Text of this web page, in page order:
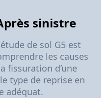
sinistre
de sol G5 est
les causes
fissuration d’une
type de reprise en
adéquat.